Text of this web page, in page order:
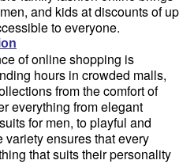
and kids at discounts of up
to everyone.
of online shopping is
hours in crowded malls,
from the comfort of
everything from elegant
for men, to playful and
ensures that every
that suits their personality